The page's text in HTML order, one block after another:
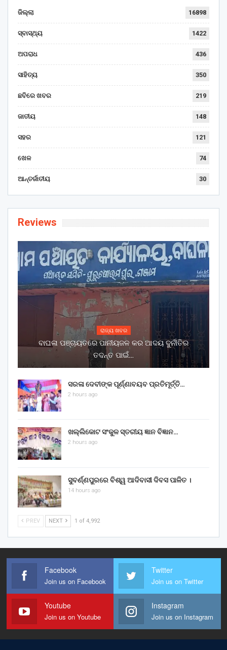
ଜିଲ୍ଲା 16898
ସ୍ବାସ୍ଥ୍ୟ 1422
ଅପରାଧ 436
ସାହିତ୍ୟ 350
ଛବିରେ ଖବର 219
ଜାତୀୟ 148
ସହର 121
ଖେଳ 74
ଆନ୍ତର୍ଜାତୀୟ 30
Reviews
ରାଜ୍ୟ ଖବର
ବାଘଳା ପଞ୍ଚାୟତରେ ପାନୀୟଜଳ କର ଆଦୟ ଦୁର୍ନୀତିର
ତଦନ୍ତ ପାଇଁ…
ସରଳା ଦେବୀଙ୍କ ପୂର୍ଣ୍ଣାବୟବ ପ୍ରତିମୂର୍ତ୍ତି…
2 hours ago
ଖଲ୍ଲିକୋଟ ସଂକୁଳ ସ୍ତରୀୟ ଜ୍ଞାନ ବିଜ୍ଞାନ…
2 hours ago
ସୁବର୍ଣ୍ଣପୁରରେ ବିଶ୍ୱ ଆଦିବାସୀ ଦିବସ ପାଳିତ ।
14 hours ago
PREV NEXT 1 of 4,992
Facebook
Join us on Facebook
Twitter
Join us on Twitter
Youtube
Join us on Youtube
Instagram
Join us on Instagram